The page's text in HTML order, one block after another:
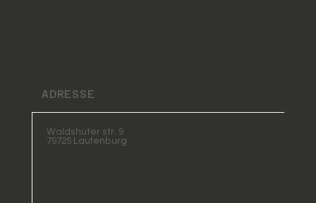
ADRESSE
Waldshuter str. 9
79725 Laufenburg